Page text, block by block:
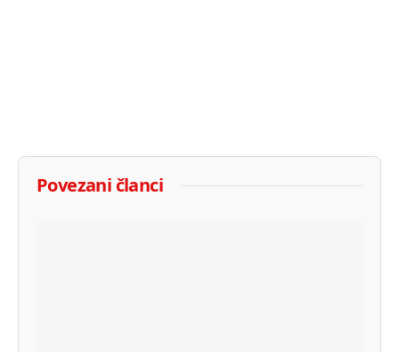
Povezani članci